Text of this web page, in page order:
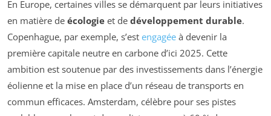
En Europe, certaines villes se démarquent par leurs initiatives
en matière de écologie et de développement durable.
Copenhague, par exemple, s’est engagée à devenir la
première capitale neutre en carbone d’ici 2025. Cette
ambition est soutenue par des investissements dans l’énergie
éolienne et la mise en place d’un réseau de transports en
commun efficaces. Amsterdam, célèbre pour ses pistes